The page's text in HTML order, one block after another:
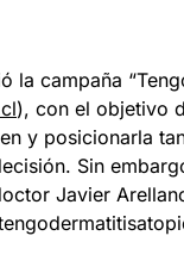
la campaña
), con el objetivo
y posicionarla
Sin
Javier